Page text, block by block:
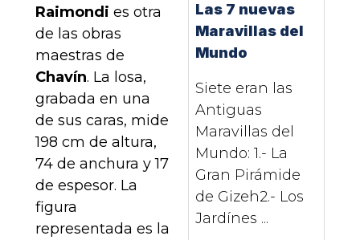
Raimondi es otra
de las obras
maestras de
Chavín. La losa,
grabada en una
de sus caras, mide
198 cm de altura,
74 de anchura y 17
de espesor. La
figura
representada es la
Las 7 nuevas
Maravillas del
Mundo
Siete eran las
Antiguas
Maravillas del
Mundo: 1.- La
Gran Pirámide
de Gizeh2.- Los
Jardínes ...